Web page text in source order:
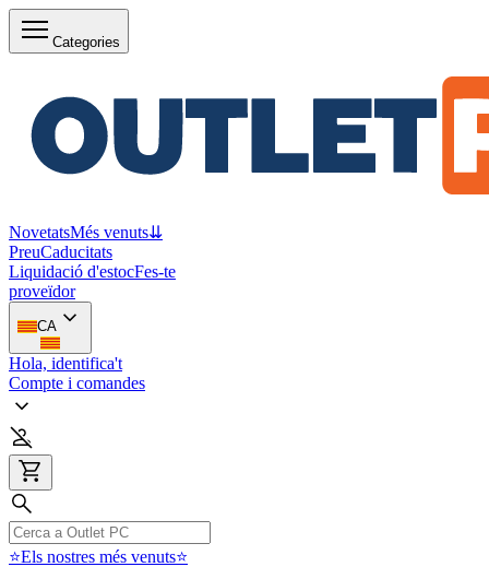
Categories
NovetatsMés venuts⇊
PreuCaducitats
Liquidació d'estocFes-te
proveïdor
CA
Hola, identifica't
Compte i comandes
⭐Els nostres més venuts⭐